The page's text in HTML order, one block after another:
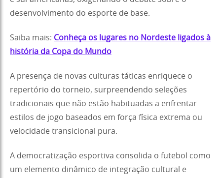
desenvolvimento do esporte de base.
Saiba mais: Conheça os lugares no Nordeste ligados à
história da Copa do Mundo
A presença de novas culturas táticas enriquece o
repertório do torneio, surpreendendo seleções
tradicionais que não estão habituadas a enfrentar
estilos de jogo baseados em força física extrema ou
velocidade transicional pura.
A democratização esportiva consolida o futebol como
um elemento dinâmico de integração cultural e